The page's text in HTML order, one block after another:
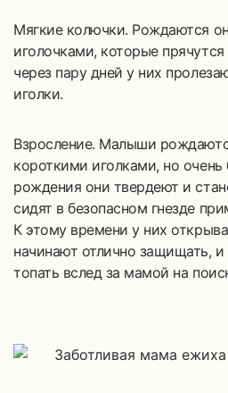
Мягкие колючки. Рождаются
иголочками, которые
через пару дней у них
иголки.
Взросление. Малыши
короткими иголками, но очень
рождения они твердеют и
сидят в безопасном гнезде
К этому времени у них
начинают отлично защищать,
топать вслед за мамой на